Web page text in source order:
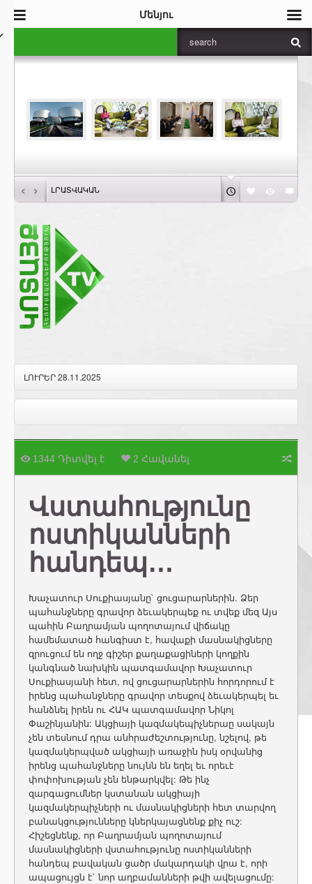
‹ › ԼՐԱՏՎԱԿԱՆ
ԼՈՒՐԵՐ 28.11.2025
1344 Դիտվել է 2 Հավանել
Վստահությունը
ոստիկանների
հանդեպ…
Խաչատուր Սուքիասյանը` ցուցարարներին. Ձեր
պահանջները գրավոր ձեւակերպեք ու տվեք մեզ Այս
պահին Բաղրամյան պողոտայում վիճակը
համեմատած հանգիստ է, հավաքի մասնակիցները
զրուցում են ողջ գիշեր քաղաքացիների կողքին
կանգնած նախկին պատգամավոր Խաչատուր
Սուքիասյանի հետ, ով ցուցարարներին հորդորում է
իրենց պահանջները գրավոր տեսքով ձեւակերպել եւ
հանձնել իրեն ու ՀԱԿ պատգամավոր Նիկոլ
Փաշինյանին: Ակցիայի կազմակեպիչներաը սակայն
չեն տեսնում դրա անհրաժեշտությունը, նշելով, թե
կազմակերպված ակցիայի առաջին իսկ օրվանից
իրենց պահանջները նույնն են եղել եւ որեւէ
փոփոխության չեն ենթարկվել: Թե ինչ
զարգացումներ կստանան ակցիայի
կազմակերպիչների ու մասնակիցների հետ տարվող
բանակցությունները կներկայացնենք քիչ ուշ:
Հիշեցնենք, որ Բաղրամյան պողոտայում
մասնակիցների վստահությունը ոստիկանների
հանդեպ բավական ցածր մակարդակի վրա է, որի
ապացույցն է` նոր աղբամանների թվի ավելացումը:
Մենյու